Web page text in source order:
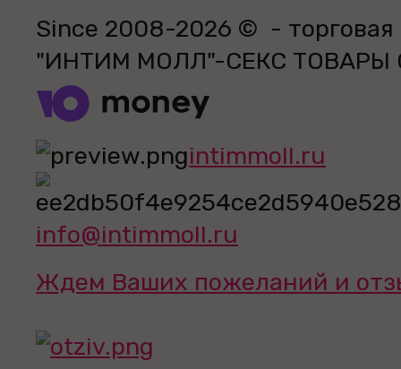
Since 2008-2026 © - торговая
"ИНТИМ МОЛЛ"-СЕКС
intimmoll.ru
info@intimmoll.ru
Ждем Ваших пожеланий и